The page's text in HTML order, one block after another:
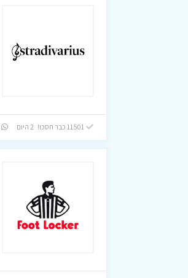
11501 כבר חסכו! 2 היום